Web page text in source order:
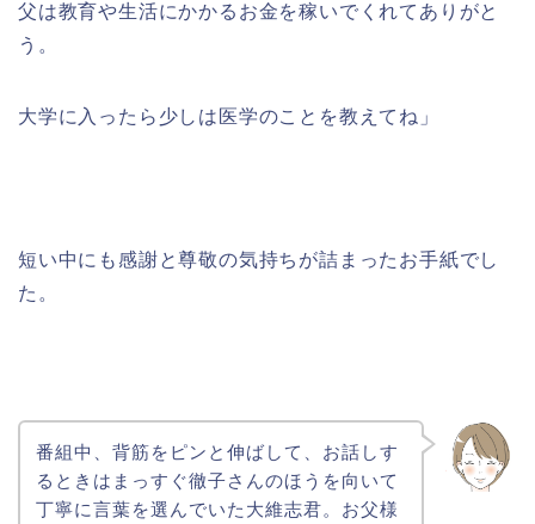
父は教育や生活にかかるお金を稼いでくれてありがと
う。
大学に入ったら少しは医学のことを教えてね」
短い中にも感謝と尊敬の気持ちが詰まったお手紙でし
た。
番組中、背筋をピンと伸ばして、お話しす
るときはまっすぐ徹子さんのほうを向いて
丁寧に言葉を選んでいた大維志君。お父様